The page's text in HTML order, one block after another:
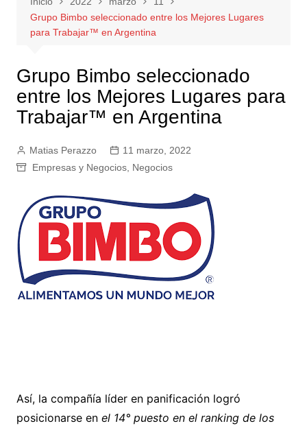
Grupo Bimbo seleccionado entre los Mejores Lugares
para Trabajar™ en Argentina
Grupo Bimbo seleccionado
entre los Mejores Lugares para
Trabajar™ en Argentina
Matias Perazzo
11 marzo, 2022
Empresas y Negocios, Negocios
Así, la compañía líder en panificación logró
posicionarse en el 14° puesto en el ranking de los